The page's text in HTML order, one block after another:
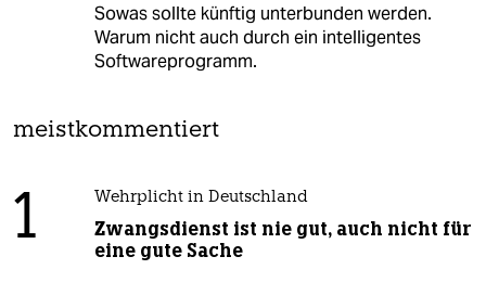
Sowas sollte künftig unterbunden werden.
Warum nicht auch durch ein intelligentes
Softwareprogramm.
meistkommentiert
1 Wehrplicht in Deutschland
Zwangsdienst ist nie gut, auch nicht für
eine gute Sache